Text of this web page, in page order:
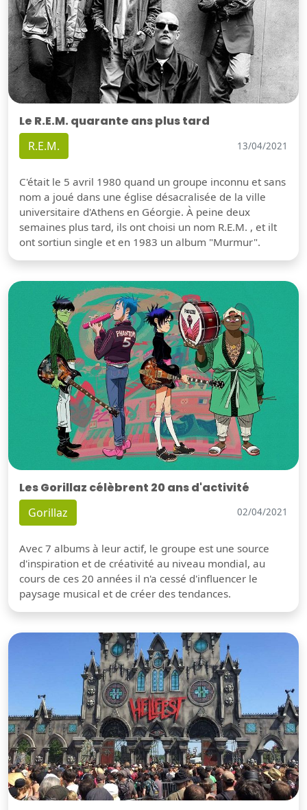
Le R.E.M. quarante ans plus tard
R.E.M. 13/04/2021
C'était le 5 avril 1980 quand un groupe inconnu et sans
nom a joué dans une église désacralisée de la ville
universitaire d'Athens en Géorgie. À peine deux
semaines plus tard, ils ont choisi un nom R.E.M. , et ilt
ont sortiun single et en 1983 un album "Murmur".
Les Gorillaz célèbrent 20 ans d'activité
Gorillaz 02/04/2021
Avec 7 albums à leur actif, le groupe est une source
d'inspiration et de créativité au niveau mondial, au
cours de ces 20 années il n'a cessé d'influencer le
paysage musical et de créer des tendances.